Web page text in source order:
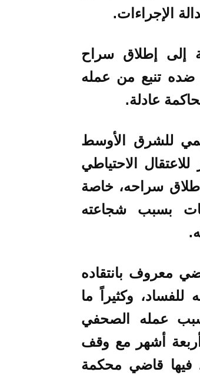
الإجراءات.
إلى إطلاق سراح
ضده تنبع من عمله
عادلة.
للشرق الأوسط
الاحتياطي
سراحه، خاصة
بسبب شجاعته
معروف بانتقاده
وكثيراً ما
عمله الصحفي
أشهر مع وقف
فيها قاضي محكمة